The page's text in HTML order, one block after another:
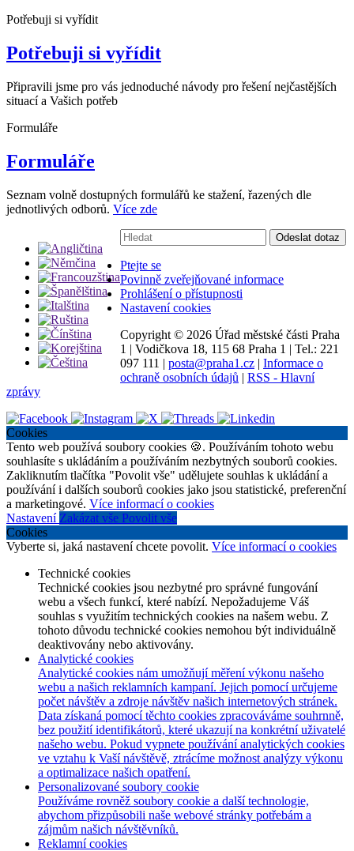
Potřebuji si vyřídit
Potřebuji si vyřídit
Připravili jsme pro vás jednoduché návody pro řešení nejčastějších
situací a Vašich potřeb
Formuláře
Formuláře
Seznam volně dostupných formulářů ke stažení, řazených dle
jednotlivých odborů. Více zde
Vyhledávání:
Odeslat dotaz
Ptejte se
Povinně zveřejňované informace
Prohlášení o přístupnosti
Nastavení cookies
Copyright © 2026 Úřad městské části Praha
1 | Vodičkova 18, 115 68 Praha 1 | Tel.: 221
097 111 | posta@praha1.cz | Informace o
ochraně osobních údajů | RSS - Hlavní
zprávy
Cookies
Tento web používá soubory cookies 🍪. Používáním tohoto webu
souhlasíte s ukládáním a používáním nezbytných souborů cookies.
Zakliknutím tlačítka "Povolit vše" udělujete souhlas k ukládání a
používání i dalších souborů cookies jako jsou statistické, preferenční
a marketingové. Více informací o cookies
Nastavení Zakázat vše Povolit vše
Cookies
Vyberte si, jaká nastavení chcete povolit. Více informací o cookies
Technické cookies
Technické cookies jsou nezbytné pro správné fungování
webu a všech funkcí, které nabízí. Nepožadujeme Váš
souhlas s využitím technických cookies na našem webu. Z
tohoto důvodu technické cookies nemohou být individuálně
deaktivovány nebo aktivovány.
Analytické cookies
Analytické cookies nám umožňují měření výkonu našeho
webu a našich reklamních kampaní. Jejich pomocí určujeme
počet návštěv a zdroje návštěv našich internetových stránek.
Data získaná pomocí těchto cookies zpracováváme souhrnně,
bez použití identifikátorů, které ukazují na konkrétní uživatelé
našeho webu. Pokud vypnete používání analytických cookies
ve vztahu k Vaší návštěvě, ztrácíme možnost analýzy výkonu
a optimalizace našich opatření.
Personalizované soubory cookie
Používáme rovněž soubory cookie a další technologie,
abychom přizpůsobili naše webové stránky potřebám a
zájmům našich návštěvníků.
Reklamní cookies